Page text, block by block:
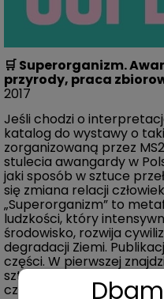
🛒Superorganizm.
przyrody, praca
2017
Jeśli chodzi o
katalog do wystawy o
zorganizowaną przez
stulecia awangardy w
jaki sposób w sztuce
się zmiana relacji
„Superorganizm” to
ludzkości, który
środowisko, rozwija
degradacji Ziemi.
części. W pierwszej
sztuka awangardowa
człowieka i natury, rozwój